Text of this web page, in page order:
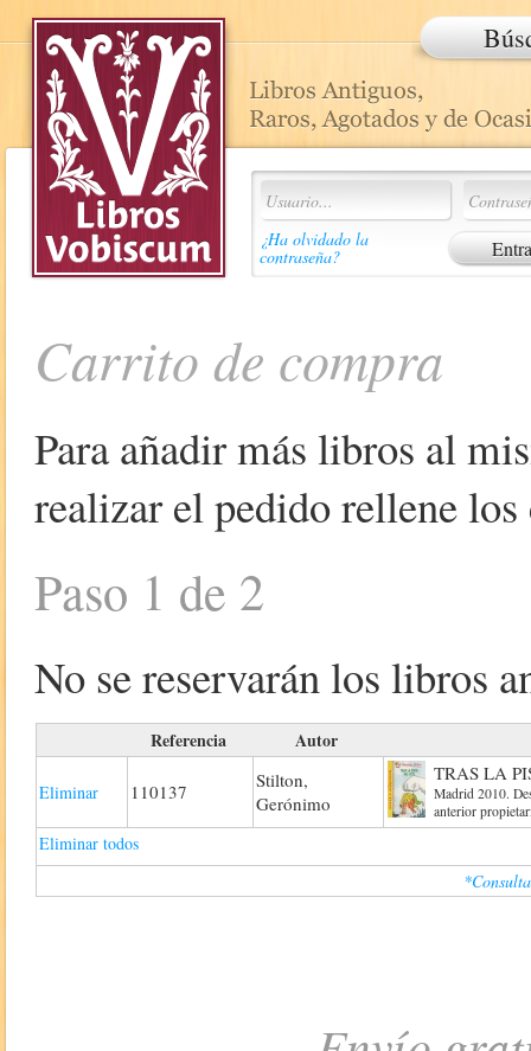
¿Ha olvidado la
contraseña?
Carrito de compra
Para añadir más libros al
realizar el pedido rellene
Paso 1 de 2
No se reservarán los libros
Referencia Autor
Eliminar 110137
Stilton,
Gerónimo
TRAS LA
Madrid 2010.
anterior
Eliminar todos